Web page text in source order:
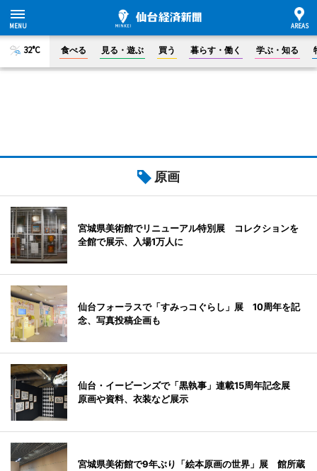
32°C 食べる 見る・遊ぶ 買う 暮らす・働く 学ぶ・知る
原画
宮城県美術館でリニューアル特別展 コレクションを
全館で展示、入場1万人に
仙台フォーラスで「すみっコぐらし」展 10周年を記
念、写真投稿企画も
仙台・イービーンズで「黒執事」連載15周年記念展
原画や資料、衣装など展示
宮城県美術館で9年ぶり「絵本原画の世界」展 館所蔵